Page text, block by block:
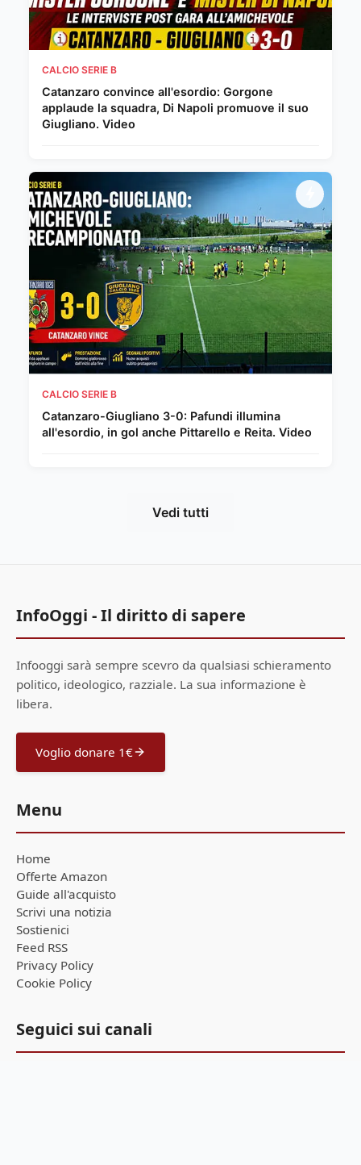
CALCIO SERIE B
Catanzaro convince all'esordio: Gorgone
applaude la squadra, Di Napoli promuove il suo
Giugliano. Video
CALCIO SERIE B
Catanzaro-Giugliano 3-0: Pafundi illumina
all'esordio, in gol anche Pittarello e Reita. Video
Vedi tutti
InfoOggi - Il diritto di sapere
Infooggi sarà sempre scevro da qualsiasi schieramento
politico, ideologico, razziale. La sua informazione è
libera.
Voglio donare 1€
Menu
Home
Offerte Amazon
Guide all'acquisto
Scrivi una notizia
Sostienici
Feed RSS
Privacy Policy
Cookie Policy
Seguici sui canali